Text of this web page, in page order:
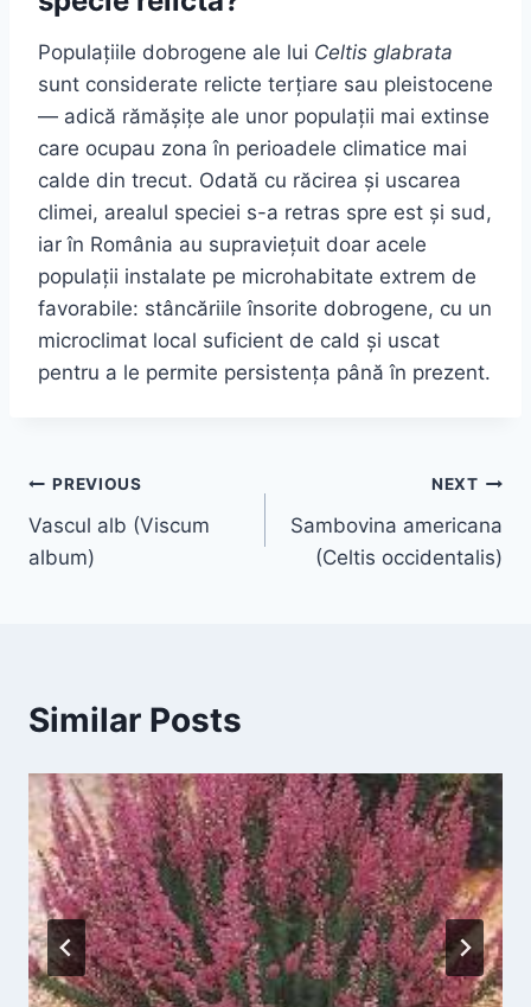
Populațiile dobrogene ale lui Celtis glabrata
sunt considerate relicte terțiare sau pleistocene
— adică rămășițe ale unor populații mai extinse
care ocupau zona în perioadele climatice mai
calde din trecut. Odată cu răcirea și uscarea
climei, arealul speciei s-a retras spre est și sud,
iar în România au supraviețuit doar acele
populații instalate pe microhabitate extrem de
favorabile: stâncăriile însorite dobrogene, cu un
microclimat local suficient de cald și uscat
pentru a le permite persistența până în prezent.
Navigare
în
PREVIOUS
Vascul alb (Viscum
album)
NEXT
Sambovina americana
(Celtis occidentalis)
Similar Posts